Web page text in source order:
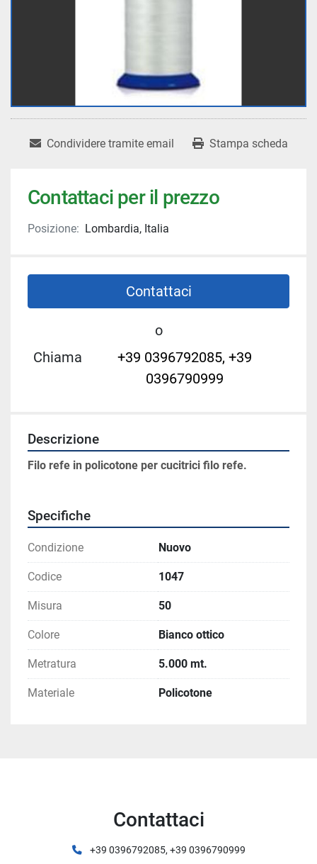
Condividere tramite email Stampa scheda
Contattaci per il prezzo
Posizione: Lombardia, Italia
Contattaci
o
Chiama
+39 0396792085, +39
0396790999
Descrizione
Filo refe in policotone per cucitrici filo refe.
Specifiche
Condizione Nuovo
Codice 1047
Misura 50
Colore Bianco ottico
Metratura 5.000 mt.
Materiale Policotone
Contattaci
+39 0396792085, +39 0396790999